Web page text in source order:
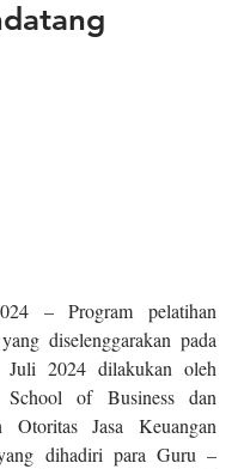
– Program pelatihan
diselenggarakan pada
2024 dilakukan oleh
School of Business dan
Otoritas Jasa Keuangan
dihadiri para Guru –